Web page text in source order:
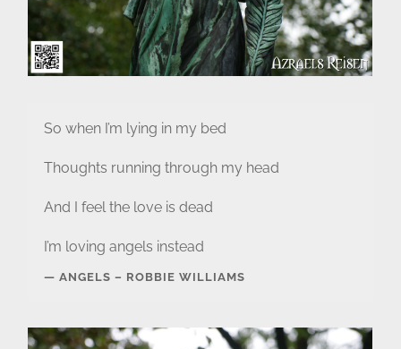
So when I’m lying in my bed
Thoughts running through my head
And I feel the love is dead
I’m loving angels instead
ANGELS – ROBBIE WILLIAMS